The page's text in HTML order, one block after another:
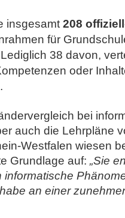
insgesamt 208
für
38 davon,
oder
bei
auch die Lehrpläne
Westfalen wiesen
Grundlage auf: „Sie
informatische
an einer